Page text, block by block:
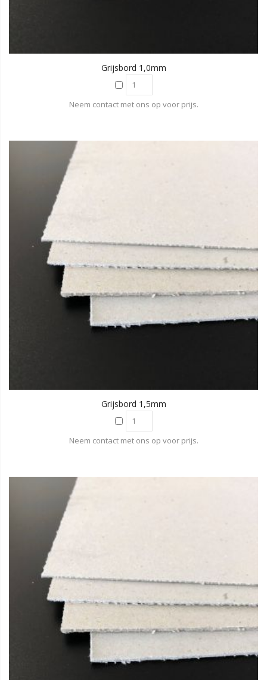
Grijsbord 1,0mm
Neem contact met ons op voor prijs.
Grijsbord 1,5mm
Neem contact met ons op voor prijs.